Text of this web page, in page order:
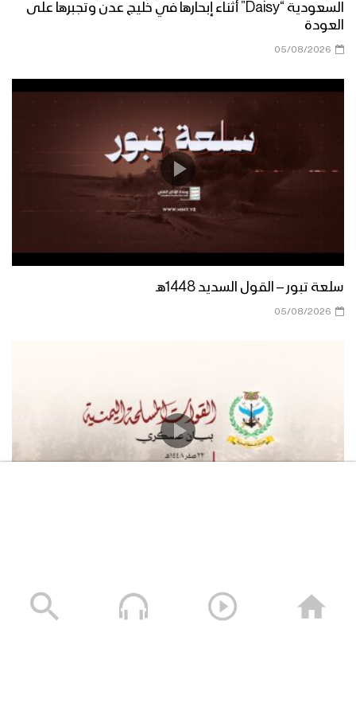
السعودية “Daisy” أثناء إبحارها في خليج عدن وتجبرها على
العودة
05/08/2026
سلعة تبور – القول السديد 1448هـ
05/08/2026
بفضل الله – 05 أغسطس 2026م